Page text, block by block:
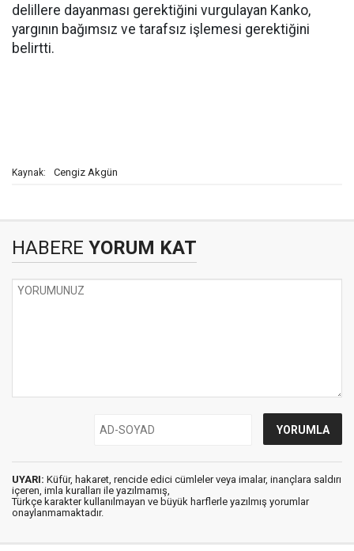
delillere dayanması gerektiğini vurgulayan Kanko,
yargının bağımsız ve tarafsız işlemesi gerektiğini
belirtti.
Kaynak: Cengiz Akgün
HABERE YORUM KAT
UYARI: Küfür, hakaret, rencide edici cümleler veya imalar, inançlara saldırı
içeren, imla kuralları ile yazılmamış,
Türkçe karakter kullanılmayan ve büyük harflerle yazılmış yorumlar
onaylanmamaktadır.